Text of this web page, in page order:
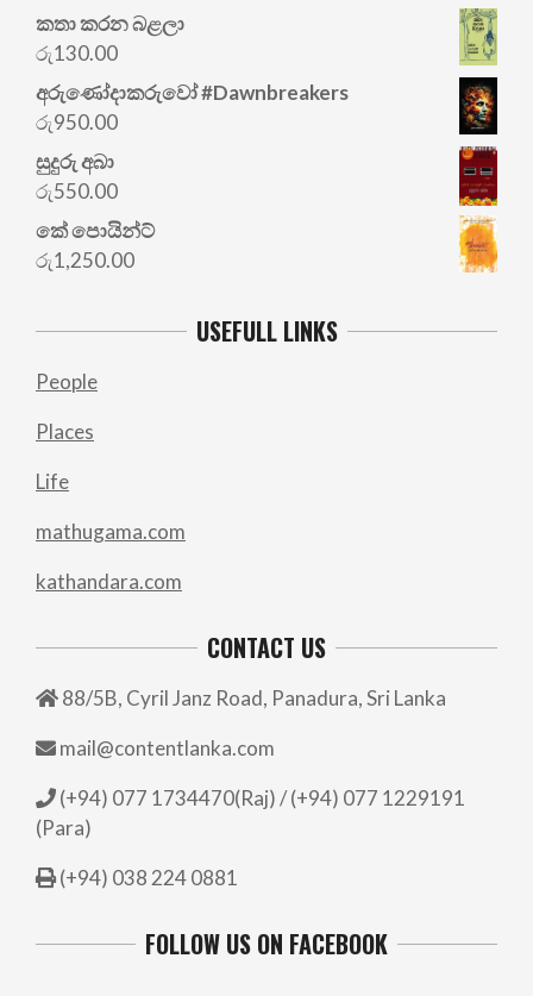
කතා කරන බළලා
රු130.00
අරු‍ණෝදාකරුවෝ #Dawnbreakers
රු950.00
සුදුරු අබා
රු550.00
කේ පොයින්ට්
රු1,250.00
USEFULL LINKS
People
Places
Life
mathugama.com
kathandara.com
CONTACT US
88/5B, Cyril Janz Road, Panadura, Sri Lanka
mail@contentlanka.com
(+94) 077 1734470(Raj) / (+94) 077 1229191
(Para)
(+94) 038 224 0881
FOLLOW US ON FACEBOOK